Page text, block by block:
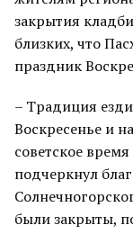
закрытия
близких, что
праздник
– Традиция
Воскресенье и
советское
подчеркнул
были закрыты,